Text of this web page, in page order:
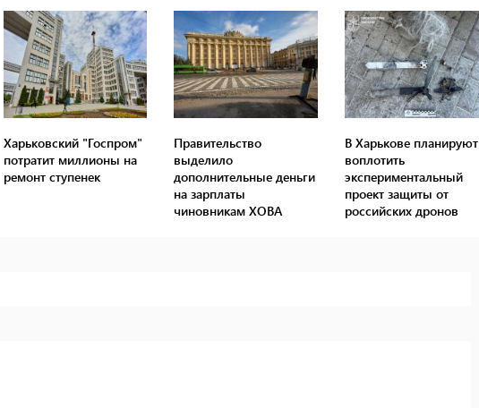
Харьковский "Госпром"
потратит миллионы на
ремонт ступенек
Правительство
выделило
дополнительные деньги
на зарплаты
чиновникам ХОВА
В Харькове планируют
воплотить
экспериментальный
проект защиты от
российских дронов